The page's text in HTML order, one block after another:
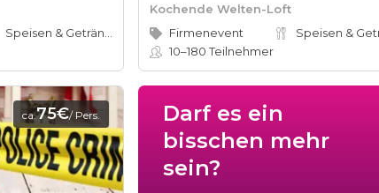
Kochende Welten-Loft
Firmenevent
10–180Teilnehmer
ca.75€/ Pers.
Darf es ein
bisschen mehr
sein?